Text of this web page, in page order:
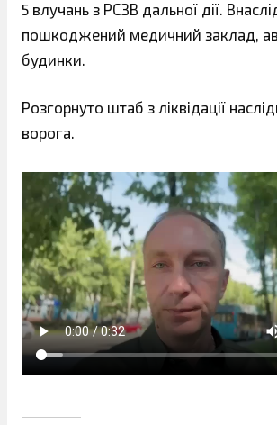
5 влучань з РСЗВ дальної дії.
пошкоджений медичний заклад,
будинки.
Розгорнуто штаб з ліквідації
ворога.